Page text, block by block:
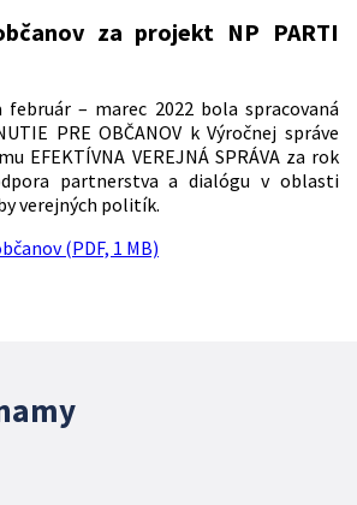
za projekt NP PARTI
február – marec 2022 bola spracovaná
PRE OBČANOV k Výročnej správe
EFEKTÍVNA VEREJNÁ SPRÁVA za rok
partnerstva a dialógu v oblasti
verejných politík.
(PDF, 1 MB)